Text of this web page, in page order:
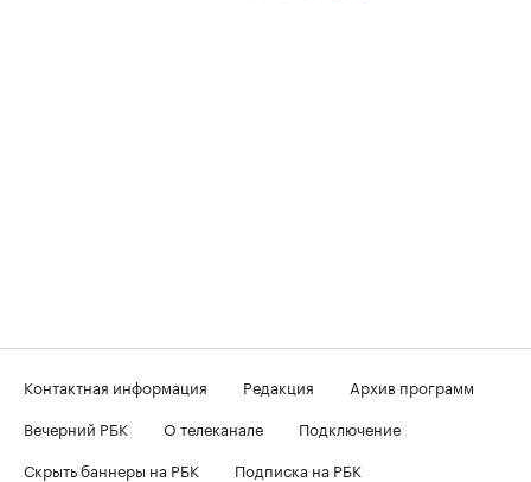
Контактная информация Редакция
Архив программ
Вечерний РБК
О телеканале
Подключение
Скрыть баннеры на РБК
Подписка на РБК